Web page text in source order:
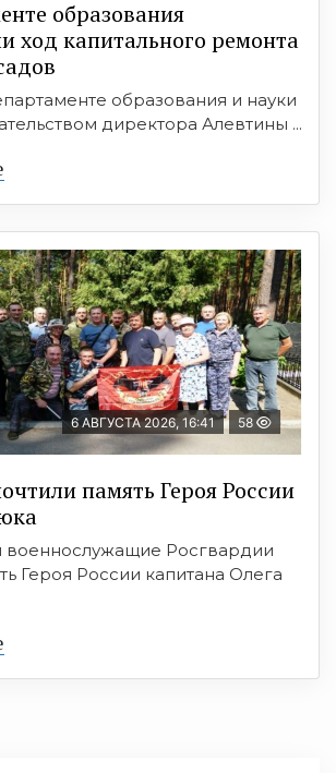
образования
ход капитального ремонта
образования и науки
директора Алевтины ...
6 АВГУСТА 2026, 16:41 58
память Героя России
военнослужащие Росгвардии
Героя России капитана Олега